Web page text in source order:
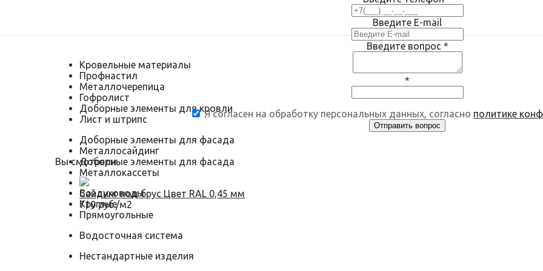
Введите E-mail
Введите вопрос *
*
Я согласен на обработку персональных данных, согласно политике
Вы смотрели
Сайдинг под брус Цвет RAL 0,45 мм
710 руб./м2
Кровельные материалы
Профнастил
Металлочерепица
Гофролист
Доборные элементы для кровли
Лист и штрипс
Доборные элементы для фасада
Металлосайдинг
Доборные элементы для фасада
Металлокассеты
Воздуховоды
Круглые
Прямоугольные
Водосточная система
Нестандартные изделия